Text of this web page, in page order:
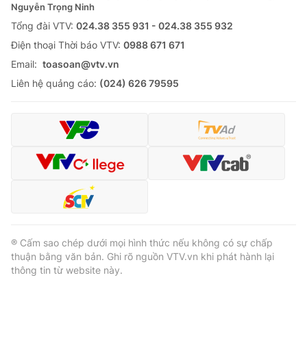
Nguyễn Trọng Ninh
Tổng đài VTV: 024.38 355 931 - 024.38 355 932
Ðiện thoại Thời báo VTV: 0988 671 671
Email: toasoan@vtv.vn
Liên hệ quảng cáo: (024) 626 79595
® Cấm sao chép dưới mọi hình thức nếu không có sự chấp
thuận bằng văn bản. Ghi rõ nguồn VTV.vn khi phát hành lại
thông tin từ website này.